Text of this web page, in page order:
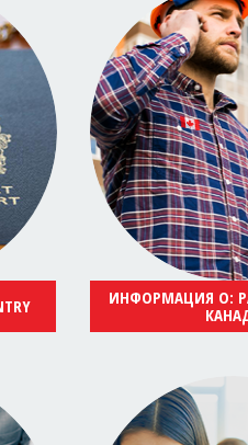
ИНФОРМАЦИЯ О: